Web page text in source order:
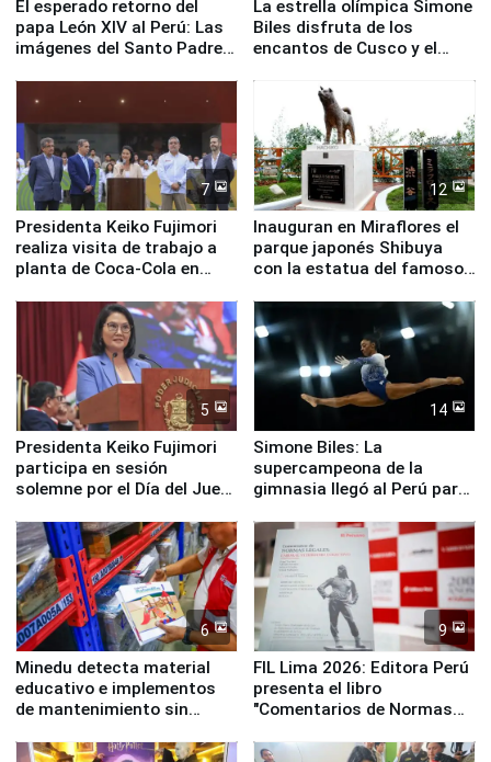
El esperado retorno del
papa León XIV al Perú: Las
imágenes del Santo Padre
La estrella olímpica Simone
Biles disfruta de los
encantos de Cusco y el
7
Presidenta Keiko Fujimori
realiza visita de trabajo a
planta de Coca-Cola en
12
Inauguran en Miraflores el
parque japonés Shibuya
con la estatua del famoso
5
Presidenta Keiko Fujimori
participa en sesión
solemne por el Día del Juez
14
Simone Biles: La
supercampeona de la
gimnasia llegó al Perú para
Panamericanos Lima 2027
6
Minedu detecta material
educativo e implementos
de mantenimiento sin
la UGEL 2
9
FIL Lima 2026: Editora Perú
presenta el libro
"Comentarios de Normas
Derecho Colectivo"